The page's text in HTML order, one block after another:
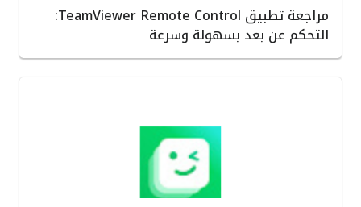
مراجعة تطبيق TeamViewer Remote Control:
التحكم عن بعد بسهولة وسرعة